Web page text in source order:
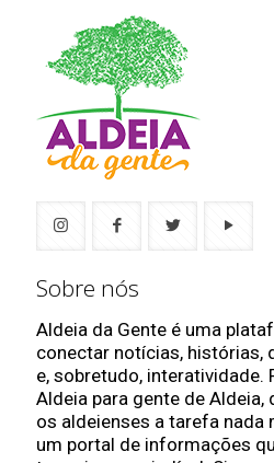
Sobre nós
Aldeia da Gente é uma
conectar notícias, histórias,
e, sobretudo, interatividade.
Aldeia para gente de
os aldeienses a tarefa
um portal de informações